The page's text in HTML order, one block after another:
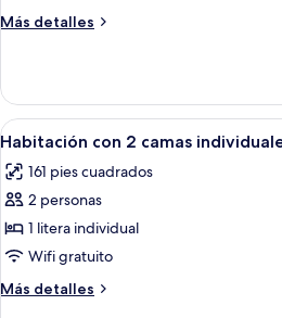
camas
Más detalles
Más
familiar,
varias
camas
Abrir
todas
las
fotos
de
Habitación
con
2
Una
7
Habitación con 2 camas
161 pies cuadrados
2 personas
1 litera individual
Wifi gratuito
Más detalles
Más